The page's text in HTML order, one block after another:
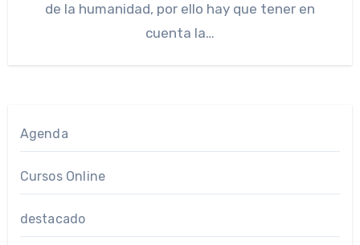
de la humanidad, por ello hay que tener en
cuenta la…
Agenda
Cursos Online
destacado